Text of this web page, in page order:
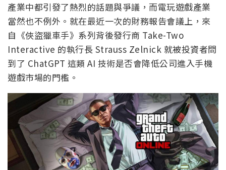
產業中都引發了熱烈的話題與爭議，而電玩遊戲產業
當然也不例外。就在最近一次的財務報告會議上，來
自《俠盜獵車手》系列背後發行商 Take-Two
Interactive 的執行長 Strauss Zelnick 就被投資者問
到了 ChatGPT 這類 AI 技術是否會降低公司進入手機
遊戲市場的門檻。